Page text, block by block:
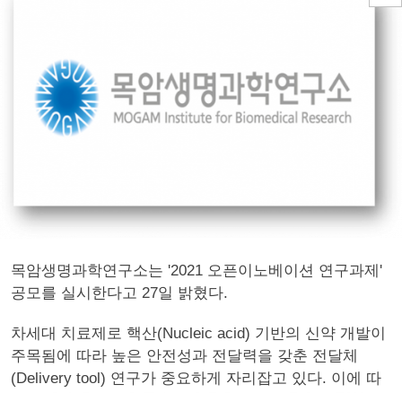
목암생명과학연구소는 '2021 오픈이노베이션 연구과제'
공모를 실시한다고 27일 밝혔다.
차세대 치료제로 핵산(Nucleic acid) 기반의 신약 개발이
주목됨에 따라 높은 안전성과 전달력을 갖춘 전달체
(Delivery tool) 연구가 중요하게 자리잡고 있다. 이에 따